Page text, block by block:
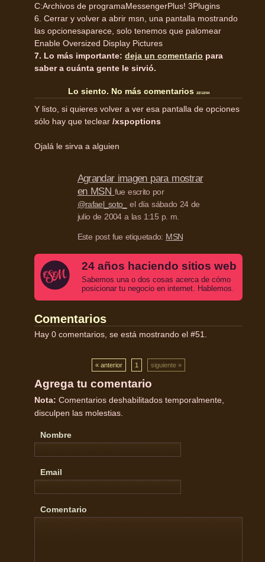
C:Archivos de programaMessengerPlus! 3Plugins
6. Cerrar y volver a abrir msn, una pantalla mostrando
las opcionesaparece, solo tenemos que palomear
Enable Oversized Display Pictures
7. Lo más importante: deja un comentario para
saber a cuánta gente le sirvió.
Lo siento. No más comentarios 22/12/04
Y listo, si quieres volver a ver esa pantalla de opciones
sólo hay que teclear /xspoptions
Ojalá le sirva a alguien
Agrandar imagen para mostrar
en MSN fue escrito por
@rafael_soto_
el día sábado 24 de
julio de 2004 a las 1:15 p. m.
Este post fue etiquetado: MSN
24 años haciendo sitios web
Sabemos una o dos cosas acerca de cómo
posicionar tu negocio en internet. Hablemos.
Comentarios
Hay 0 comentarios, se está mostrando el #51.
« anterior 1 siguiente »
Agrega tu comentario
Nota: Comentarios deshabilitados temporalmente,
disculpen las molestias.
Nombre
Email
Comentario